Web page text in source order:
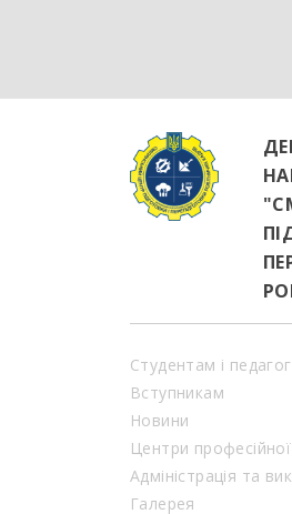
Студентам і
Вступникам
Новини
Центри
Адміністрація та
Галерея